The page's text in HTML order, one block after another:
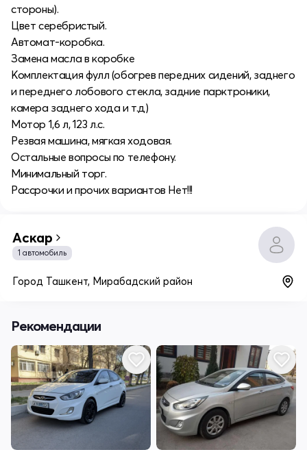
стороны).
Цвет серебристый.
Автомат-коробка.
Замена масла в коробке
Комплектация фулл (обогрев передних сидений, заднего
и переднего лобового стекла, задние парктроники,
камера заднего хода и т.д)
Мотор 1,6 л, 123 л.с.
Резвая машина, мягкая ходовая.
Остальные вопросы по телефону.
Минимальный торг.
Рассрочки и прочих вариантов Нет!!!
Аскар
1 автомобиль
Город Ташкент, Мирабадский район
Рекомендации